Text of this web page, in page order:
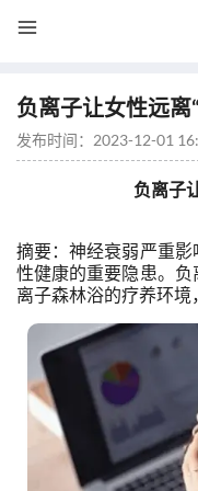
负离子让女性远离
发布时间：2023-12-01
负离子
摘要：神经衰弱严重
性健康的重要隐患。
离子森林浴的疗养环境